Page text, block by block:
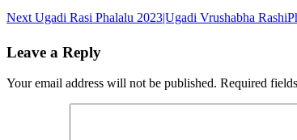
Continue
Reading
Next Ugadi Rasi Phalalu 2023|Ugadi Vrushabha
Leave a Reply
Your email address will not be published. Required